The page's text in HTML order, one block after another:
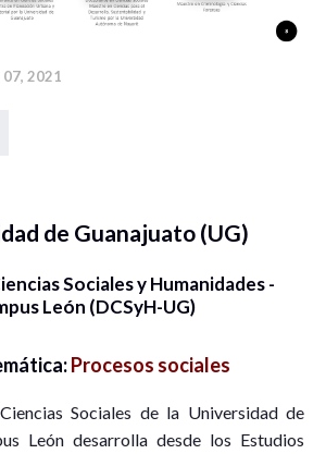
07, 2021
de Guanajuato (UG)
Sociales y Humanidades -
León (DCSyH-UG)
Procesos sociales
Sociales de la Universidad de
León desarrolla desde los Estudios